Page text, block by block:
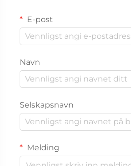
E-post
Navn
Selskapsnavn
Melding